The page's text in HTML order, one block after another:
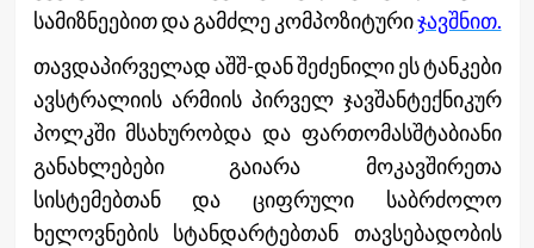
სამიზნეებით და გამძლე კომპოზიტურიჯავშნით.
თავდაპირველად აშშ-დან შეძენილი ეს ტანკები
ავსტრალიის არმიის პირველ ჯავშანტექნიკურ
პოლკში მსახურობდა და ფართომასშტაბიანი
განახლებები გაიარა მოკავშირეთა
სისტემებთან და ციფრული საბრძოლო
ხელოვნების სტანდარტებთან თავსებადობის